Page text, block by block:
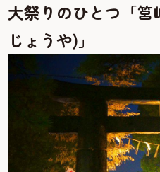
大祭りのひとつ「筥
じょうや)」